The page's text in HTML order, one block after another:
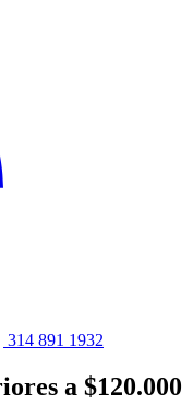
314 891 1932
a $120.000